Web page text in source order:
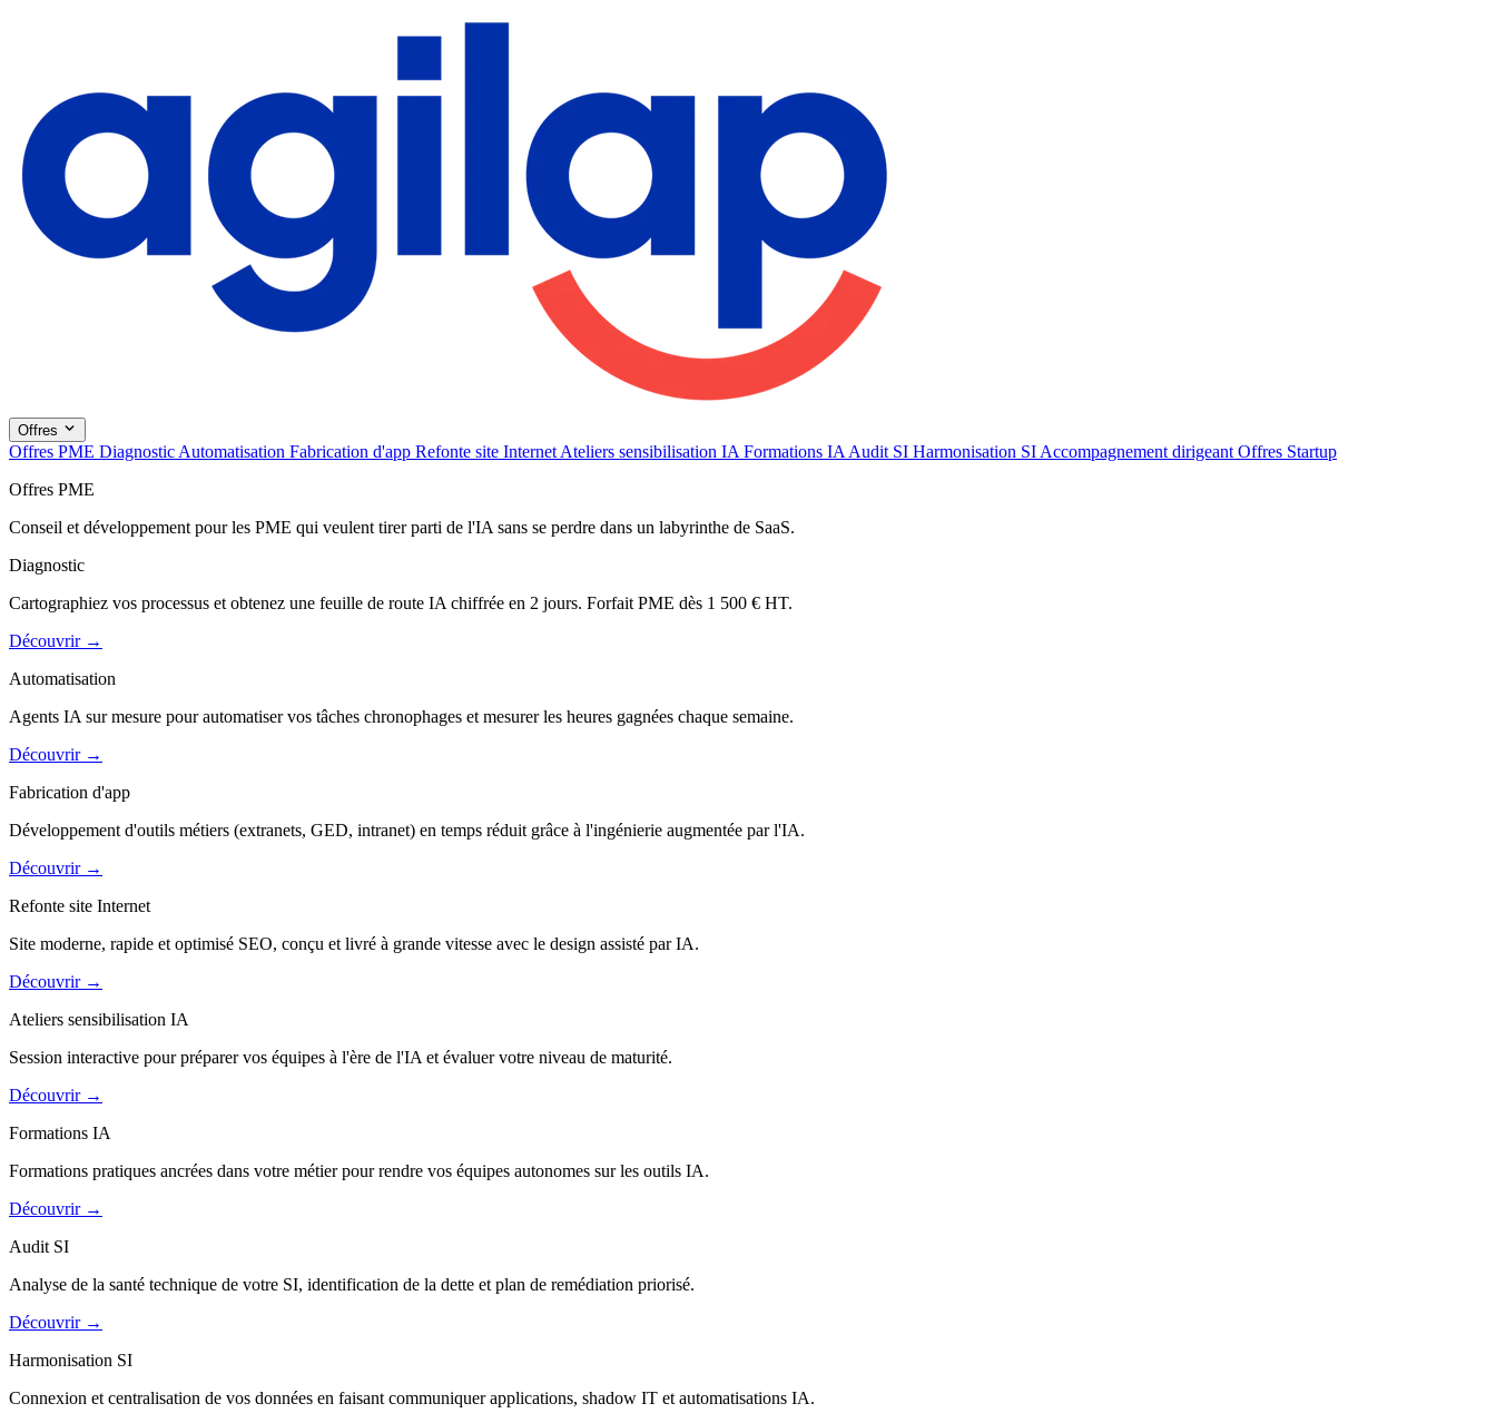
Offres
Offres PME Diagnostic Automatisation Fabrication d'app Refonte site Internet Ateliers sensibilisation IA Formations IA Audit SI Harmonisation SI Accompagnement dirigeant Offres Startup
Offres PME
Conseil et développement pour les PME qui veulent tirer parti de l'IA sans se perdre dans un labyrinthe de SaaS.
Diagnostic
Cartographiez vos processus et obtenez une feuille de route IA chiffrée en 2 jours. Forfait PME dès 1 500 € HT.
Découvrir →
Automatisation
Agents IA sur mesure pour automatiser vos tâches chronophages et mesurer les heures gagnées chaque semaine.
Découvrir →
Fabrication d'app
Développement d'outils métiers (extranets, GED, intranet) en temps réduit grâce à l'ingénierie augmentée par l'IA.
Découvrir →
Refonte site Internet
Site moderne, rapide et optimisé SEO, conçu et livré à grande vitesse avec le design assisté par IA.
Découvrir →
Ateliers sensibilisation IA
Session interactive pour préparer vos équipes à l'ère de l'IA et évaluer votre niveau de maturité.
Découvrir →
Formations IA
Formations pratiques ancrées dans votre métier pour rendre vos équipes autonomes sur les outils IA.
Découvrir →
Audit SI
Analyse de la santé technique de votre SI, identification de la dette et plan de remédiation priorisé.
Découvrir →
Harmonisation SI
Connexion et centralisation de vos données en faisant communiquer applications, shadow IT et automatisations IA.